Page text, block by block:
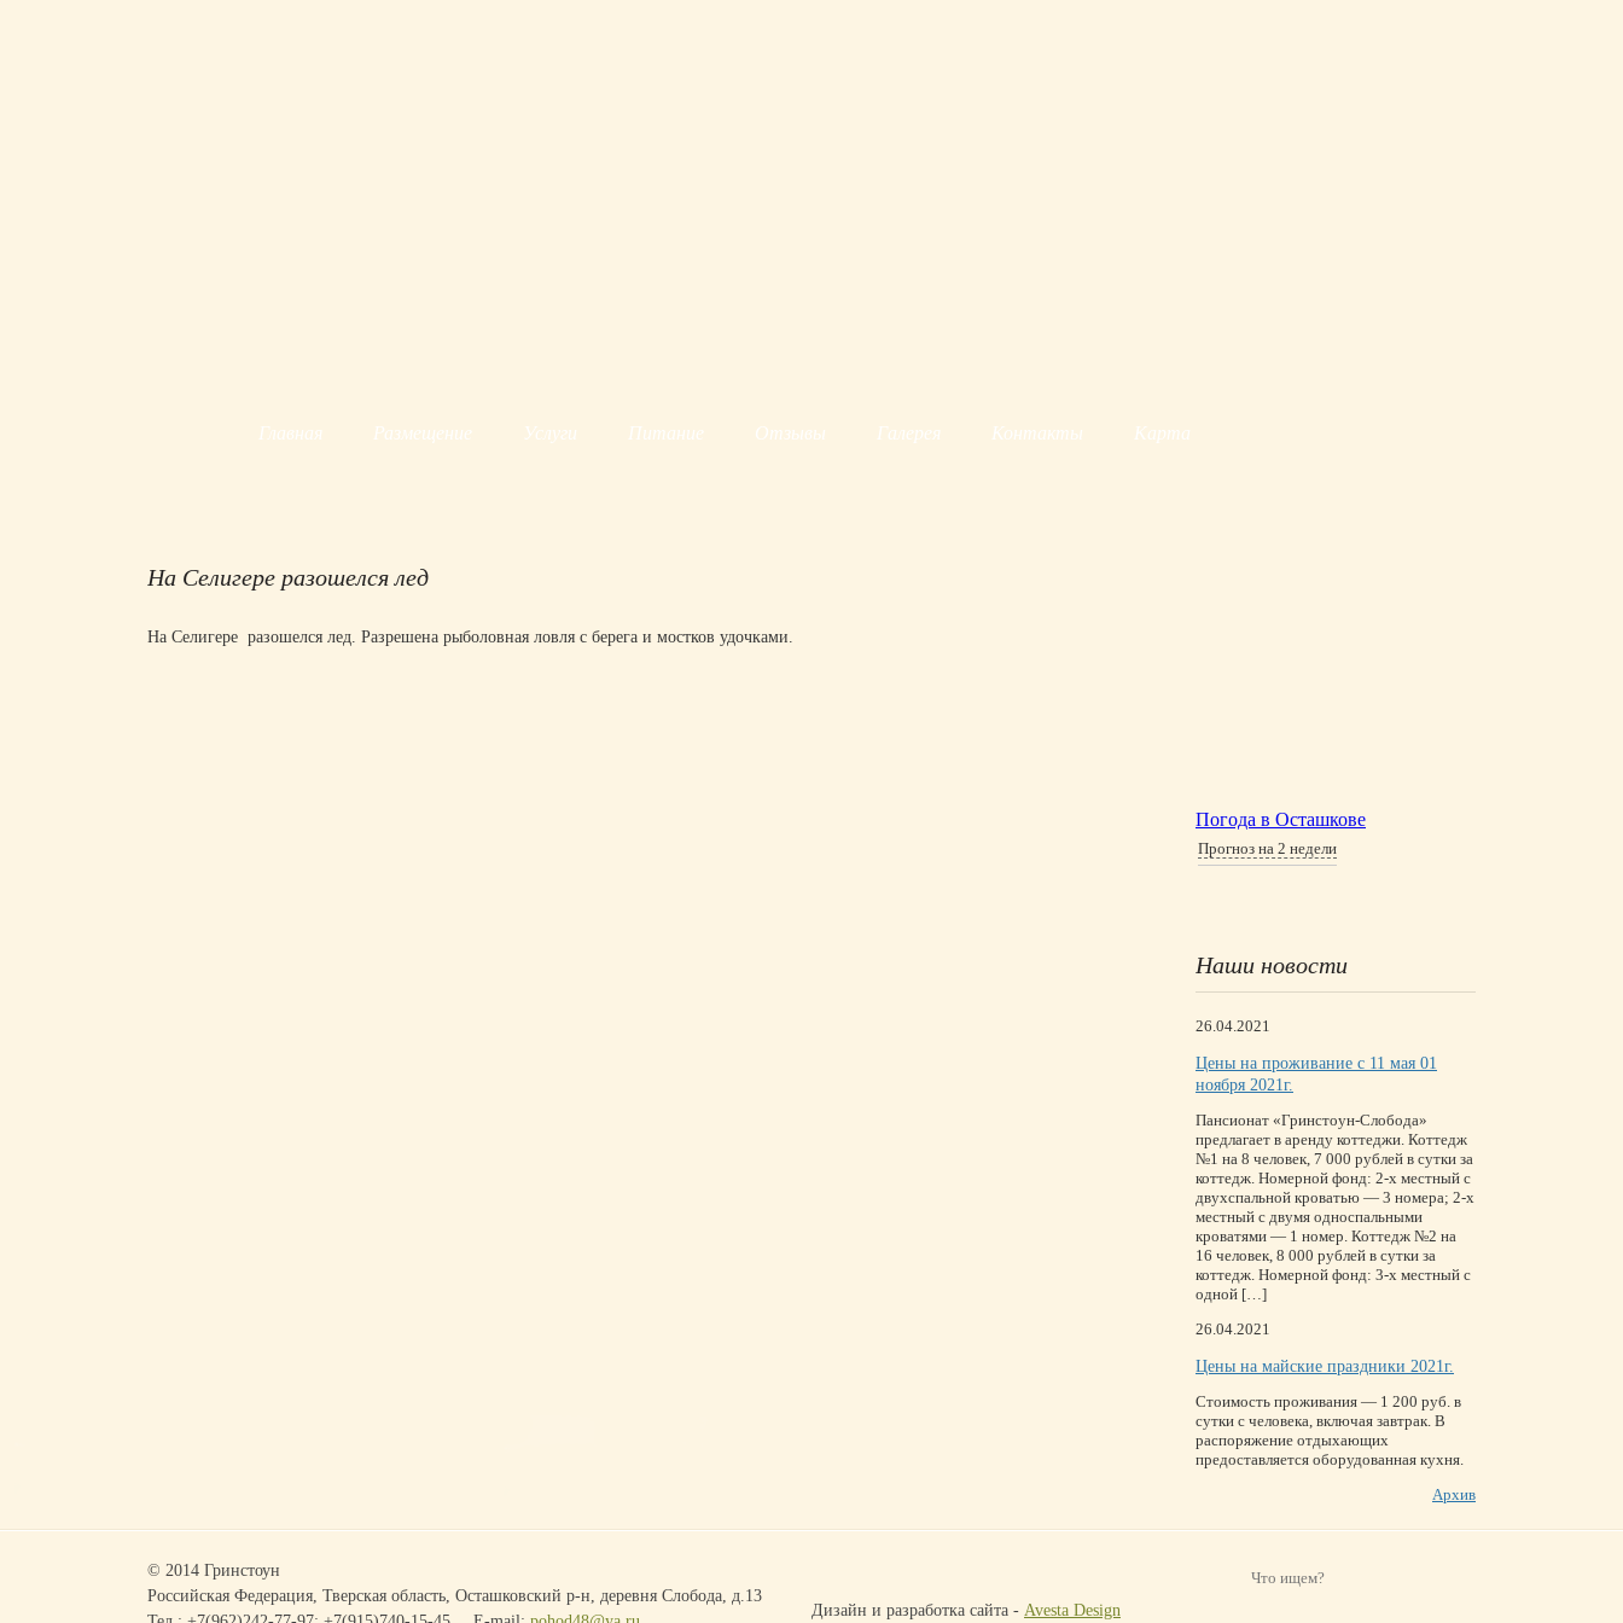
Главная Размещение Услуги Питание Отзывы Галерея Контакты Карта
На Селигере разошелся лед
На Селигере разошелся лед. Разрешена рыболовная ловля с берега и мостков удочками.
Погода в Осташкове
Прогноз на 2 недели
Наши новости
26.04.2021
Цены на проживание с 11 мая 01
ноября 2021г.
Пансионат «Гринстоун-Слобода»
предлагает в аренду коттеджи. Коттедж
№1 на 8 человек, 7 000 рублей в сутки за
коттедж. Номерной фонд: 2-х местный с
двухспальной кроватью — 3 номера; 2-х
местный с двумя односпальными
кроватями — 1 номер. Коттедж №2 на
16 человек, 8 000 рублей в сутки за
коттедж. Номерной фонд: 3-х местный с
одной […]
26.04.2021
Цены на майские праздники 2021г.
Стоимость проживания — 1 200 руб. в
сутки с человека, включая завтрак. В
распоряжение отдыхающих
предоставляется оборудованная кухня.
Архив
© 2014 Гринстоун
Российская Федерация, Тверская область, Осташковский р-н, деревня Слобода, д.13
Дизайн и разработка сайта - Avesta Design